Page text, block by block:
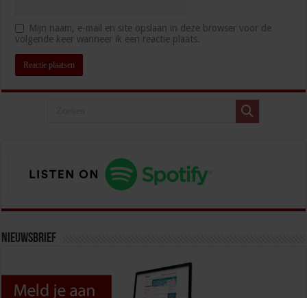
Mijn naam, e-mail en site opslaan in deze browser voor de
volgende keer wanneer ik een reactie plaats.
Nieuwsbrief